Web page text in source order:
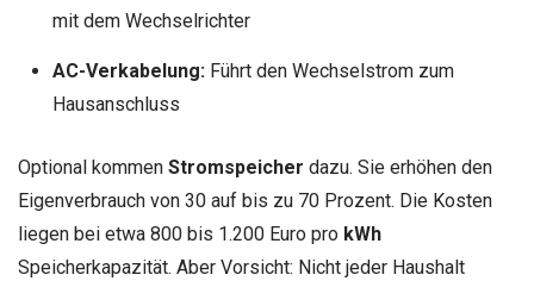
mit dem Wechselrichter
AC-Verkabelung:Führt den Wechselstrom zum
Hausanschluss
Optional kommen Stromspeicher dazu. Sie erhöhen den
Eigenverbrauch von 30 auf bis zu 70 Prozent. Die Kosten
liegen bei etwa 800 bis 1.200 Euro pro kWh
Speicherkapazität. Aber Vorsicht: Nicht jeder Haushalt